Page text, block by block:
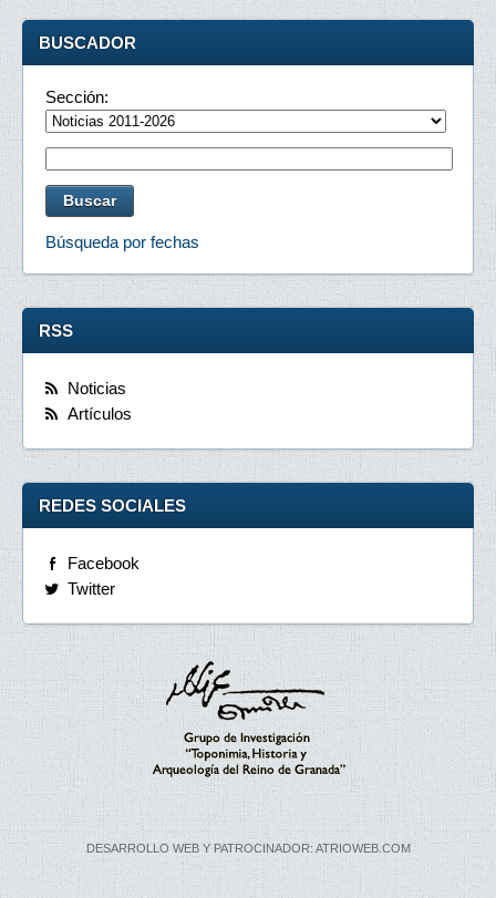
BUSCADOR
Sección:
Búsqueda por fechas
RSS
Noticias
Artículos
REDES SOCIALES
Facebook
Twitter
DESARROLLO WEB Y PATROCINADOR: ATRIOWEB.COM